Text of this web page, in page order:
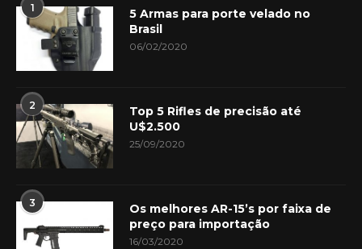
1
5 Armas para porte velado no
Brasil
06/02/2020
2
Top 5 Rifles de precisão até
U$2.500
25/09/2020
3
Os melhores AR-15’s por faixa de
preço para importação
16/03/2020